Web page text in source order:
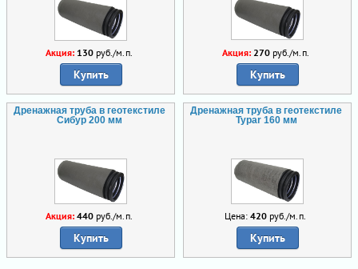
Акция: 130руб./м.п.
Купить
Акция: 270руб./м.п.
Купить
Дренажная труба в геотекстиле
Сибур 200 мм
Акция: 440руб./м.п.
Купить
Дренажная труба в геотекстиле
Typar 160 мм
Цена: 420 руб./м.п.
Купить